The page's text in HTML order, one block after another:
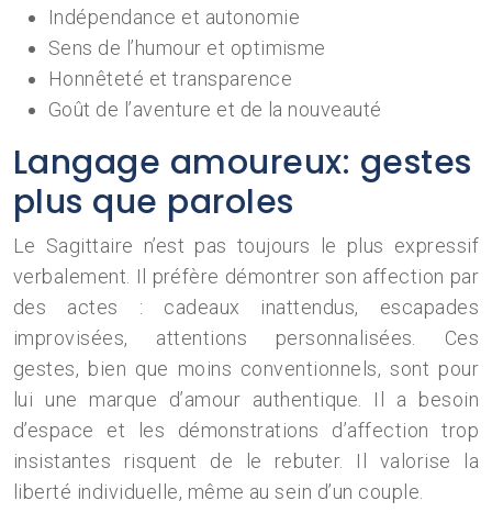
Indépendance et autonomie
Sens de l’humour et optimisme
Honnêteté et transparence
Goût de l’aventure et de la nouveauté
Langage amoureux: gestes
plus que paroles
Le Sagittaire n’est pas toujours le plus expressif
verbalement. Il préfère démontrer son affection par
des actes : cadeaux inattendus, escapades
improvisées, attentions personnalisées. Ces
gestes, bien que moins conventionnels, sont pour
lui une marque d’amour authentique. Il a besoin
d’espace et les démonstrations d’affection trop
insistantes risquent de le rebuter. Il valorise la
liberté individuelle, même au sein d’un couple.